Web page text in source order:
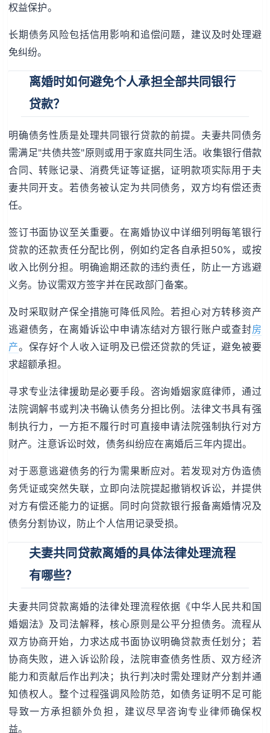
权益保护。
长期债务风险包括信用影响和追偿问题，建议及时处理避
免纠纷。
离婚时如何避免个人承担全部共同银行
贷款？
明确债务性质是处理共同银行贷款的前提。夫妻共同债务
需满足"共债共签"原则或用于家庭共同生活。收集银行借款
合同、转账记录、消费凭证等证据，证明款项实际用于夫
妻共同开支。若债务被认定为共同债务，双方均有偿还责
任。
签订书面协议至关重要。在离婚协议中详细列明每笔银行
贷款的还款责任分配比例，例如约定各自承担50%，或按
收入比例分担。明确逾期还款的违约责任，防止一方逃避
义务。协议需双方签字并在民政部门备案。
及时采取财产保全措施可降低风险。若担心对方转移资产
逃避债务，在离婚诉讼中申请冻结对方银行账户或查封房
产。保存好个人收入证明及已偿还贷款的凭证，避免被要
求超额承担。
寻求专业法律援助是必要手段。咨询婚姻家庭律师，通过
法院调解书或判决书确认债务分担比例。法律文书具有强
制执行力，一方拒不履行时可直接申请法院强制执行对方
财产。注意诉讼时效，债务纠纷应在离婚后三年内提出。
对于恶意逃避债务的行为需果断应对。若发现对方伪造债
务凭证或突然失联，立即向法院提起撤销权诉讼，并提供
对方有偿还能力的证据。同时向贷款银行报备离婚情况及
债务分割协议，防止个人信用记录受损。
夫妻共同贷款离婚的具体法律处理流程
有哪些？
夫妻共同贷款离婚的法律处理流程依据《中华人民共和国
婚姻法》及司法解释，核心原则是公平分担债务。流程从
双方协商开始，力求达成书面协议明确贷款责任划分；若
协商失败，进入诉讼阶段，法院审查债务性质、双方经济
能力和贡献后作出判决；执行判决时需处理财产分割并通
知债权人。整个过程强调风险防范，如债务证明不足可能
导致一方承担额外负担，建议尽早咨询专业律师确保权
益。